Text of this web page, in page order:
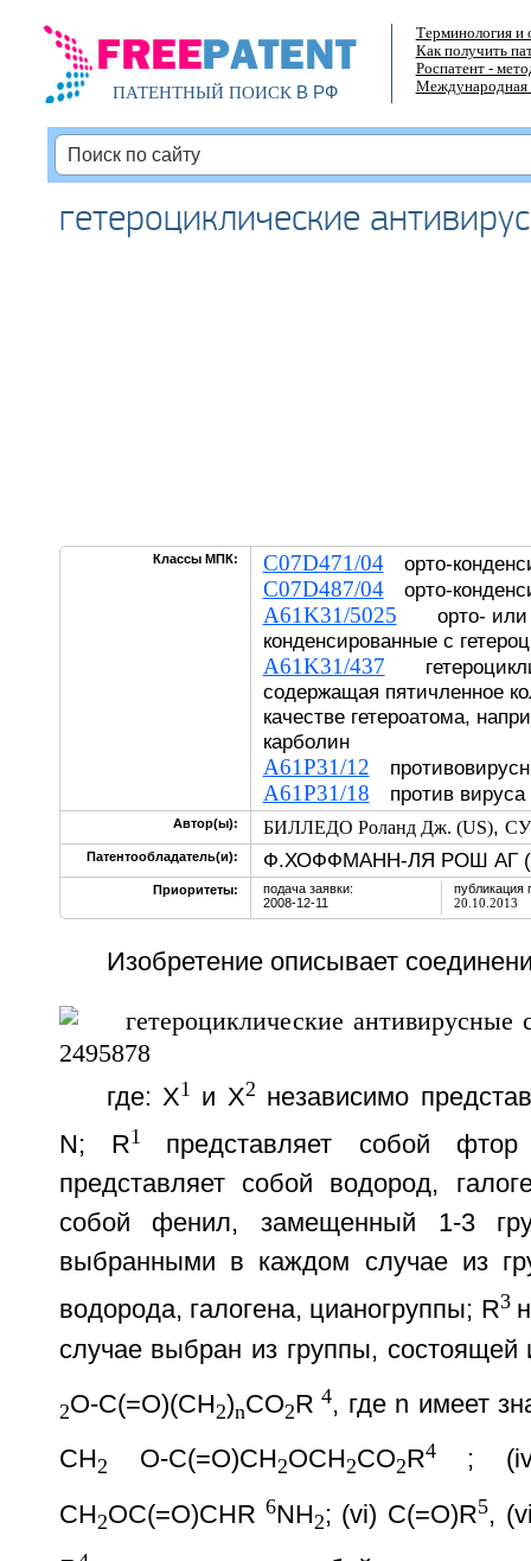
ПАТЕНТНЫЙ ПОИСКВ РФ
Терминология и
Как получить
Роспатент -
Международная
гетероциклические
Классы МПК: C07D471/04орто-
C07D487/04орто-
A61K31/5025 орто- или
конденсированные с
A61K31/437
содержащая пятичленное
качестве гетероатома,
карболин
A61P31/12
A61P31/18 против
Автор(ы): БИЛЛЕДО Роланд Дж. (US),
Патентообладатель(и): Ф.ХОФФМАНН-ЛЯ РОШ АГ
Приоритеты:
подача заявки:
2008-12-11
публикация
20.10.2013
Изобретение описывает
где: X1 и X2 независимо
N; R1 представляет собой
представляет собой водород,
собой фенил, замещенный 1-3
выбранными в каждом случае из
водорода, галогена, цианогруппы; R3
случае выбран из группы, состоящей
2O-C(=O)(CH2)nCO2R 4, где n имеет
CH 2 O-C(=O)CH 2OCH 2CO2 R4;
CH2OC(=O)CHR 6NH2; (vi) C(=O)R5,